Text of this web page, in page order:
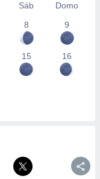
Sáb
Domo
8 9
15 16